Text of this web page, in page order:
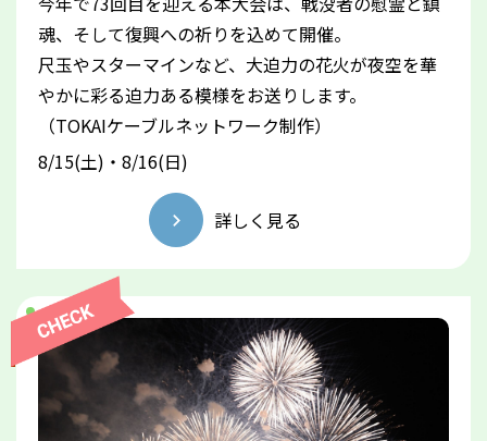
魂、そして復興への祈りを込めて開催。
尺玉やスターマインなど、大迫力の花火が夜空を華
やかに彩る迫力ある模様をお送りします。
（TOKAIケーブルネットワーク制作）
8/15(土)・8/16(日)
詳しく見る